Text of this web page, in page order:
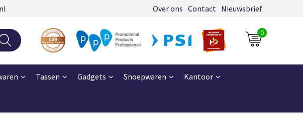
Over ons Contact Nieuwsbrief
0
Tassen Gadgets Snoepwaren Kantoor